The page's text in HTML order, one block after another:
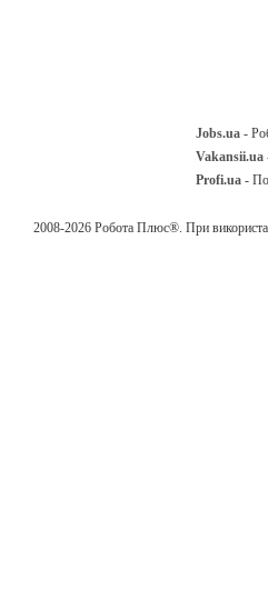
Jobs.ua -
Vakansii.ua
Profi.ua -
2008-2026 Робота Плюс®. При